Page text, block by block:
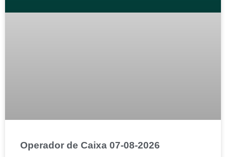
Operador de Caixa 07-08-2026